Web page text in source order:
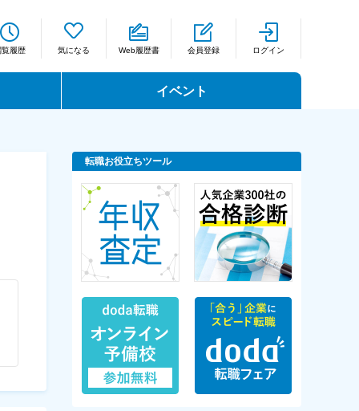
覧履歴 気になる Web履歴書 会員登録 ログイン
イベント
転職お役立ちツール